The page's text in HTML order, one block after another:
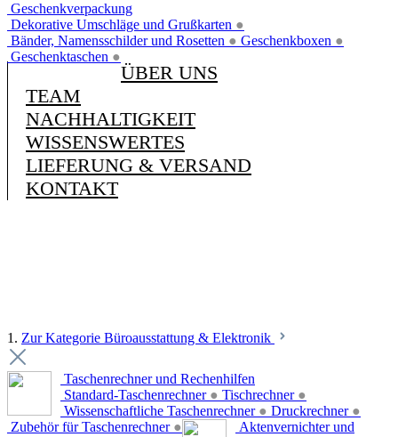
Geschenkverpackung
Dekorative Umschläge und Grußkarten ●
Bänder, Namensschilder und Rosetten ● Geschenkboxen ●
Geschenktaschen ●
ÜBER UNS
TEAM
NACHHALTIGKEIT
WISSENSWERTES
LIEFERUNG & VERSAND
KONTAKT
1. Zur Kategorie Büroausstattung & Elektronik
Taschenrechner und Rechenhilfen
Standard-Taschenrechner ● Tischrechner ●
Wissenschaftliche Taschenrechner ● Druckrechner ●
Zubehör für Taschenrechner ●
Aktenvernichter und